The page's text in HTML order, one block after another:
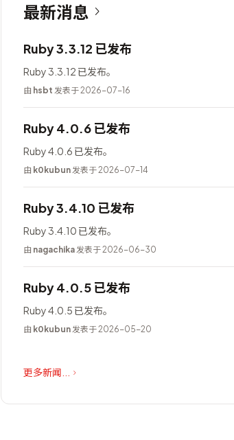
最新消息
Ruby 3.3.12 已发布
Ruby 3.3.12 已发布。
由 hsbt 发表于 2026-07-16
Ruby 4.0.6 已发布
Ruby 4.0.6 已发布。
由 k0kubun发表于 2026-07-14
Ruby 3.4.10 已发布
Ruby 3.4.10 已发布。
由 nagachika发表于 2026-06-30
Ruby 4.0.5 已发布
Ruby 4.0.5 已发布。
由 k0kubun发表于 2026-05-20
更多新闻...